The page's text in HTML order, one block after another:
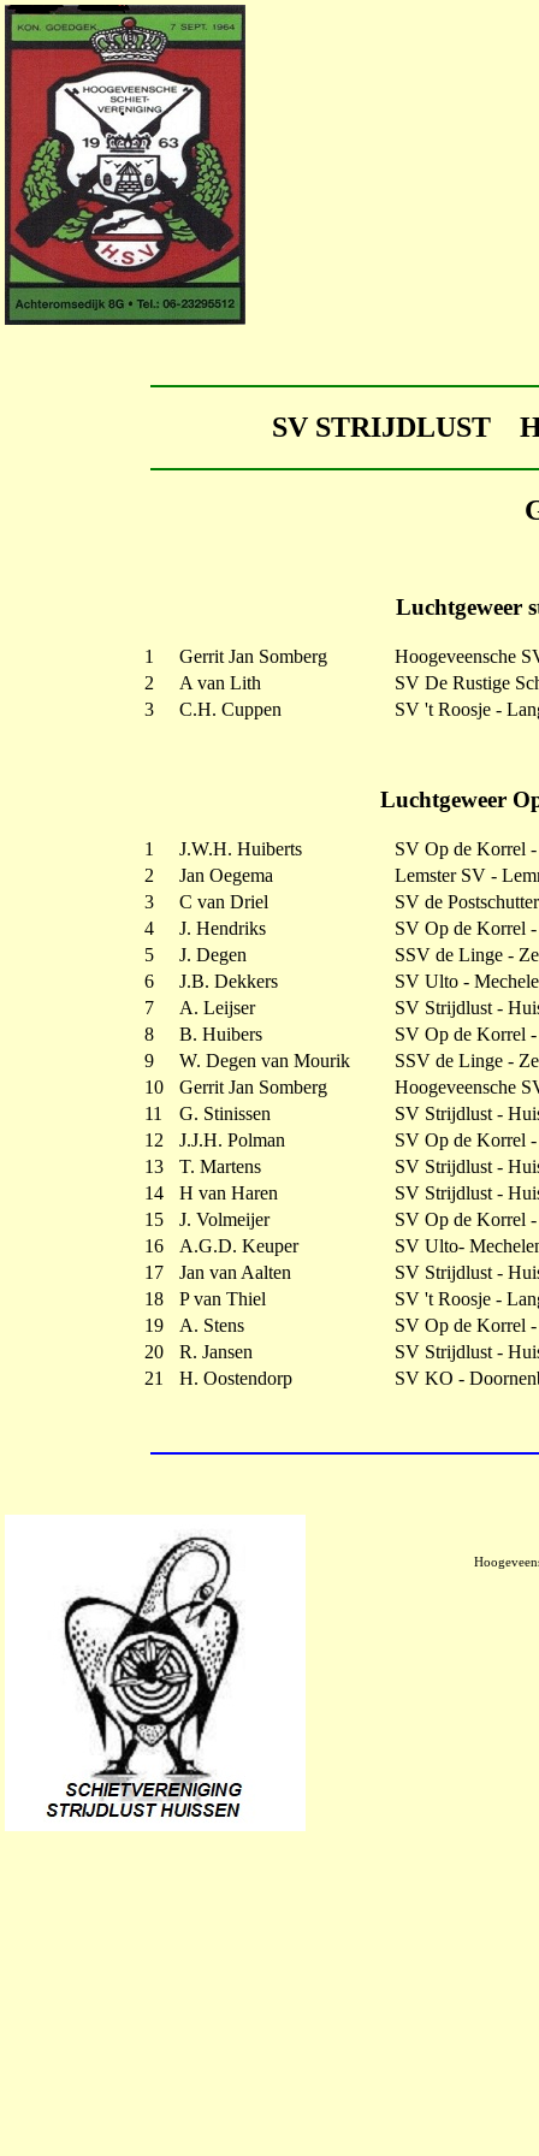
SV STRIJDLUST
Luchtgeweer
1 Gerrit Jan Somberg
Hoogeveensche
2
A van Lith
SV De Rustige
3
C.H. Cuppen SV 't Roosje -
Luchtgeweer
1 J.W.H. Huiberts
SV Op de Korrel
2
Jan Oegema
Lemster SV -
3
C van Driel
SV de
4
J. Hendriks
SV Op de Korrel
5
J. Degen
SSV de Linge -
6
J.B. Dekkers
SV Ulto -
7
A. Leijser
SV Strijdlust -
8
B. Huibers
SV Op de Korrel
9
W. Degen van Mourik
SSV de Linge -
10
Gerrit Jan Somberg
Hoogeveensche
11
G. Stinissen
SV Strijdlust -
12
J.J.H. Polman
SV Op de Korrel
13
T. Martens
SV Strijdlust -
14
H van Haren
SV Strijdlust -
15
J. Volmeijer
SV Op de Korrel
16
A.G.D. Keuper
SV Ulto-
17
Jan van Aalten
SV Strijdlust -
18
P van Thiel
SV 't Roosje -
19
A. Stens
SV Op de Korrel
20
R. Jansen
SV Strijdlust -
21
H. Oostendorp SV KO -